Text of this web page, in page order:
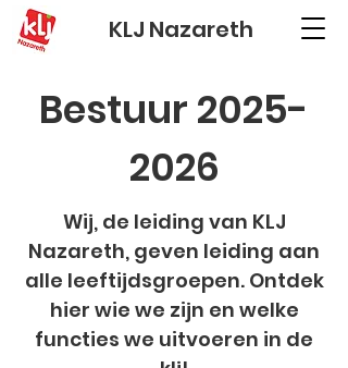
KLJ Nazareth
Bestuur 2025-
2026
Wij, de leiding van KLJ
Nazareth, geven leiding aan
alle leeftijdsgroepen. Ontdek
hier wie we zijn en welke
functies we uitvoeren in de